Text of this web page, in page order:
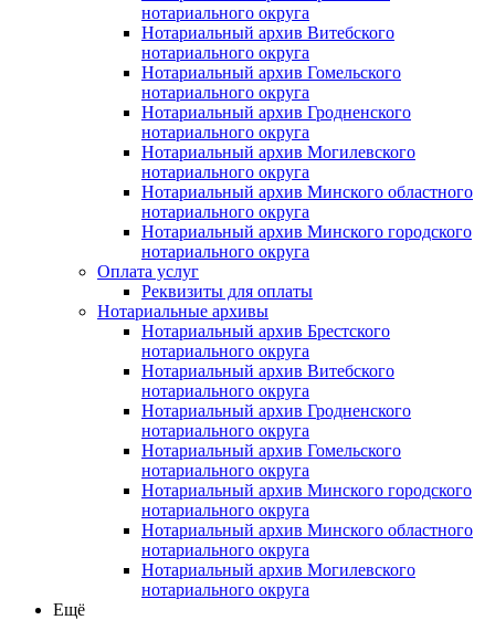
нотариального округа
Нотариальный архив Витебского
нотариального округа
Нотариальный архив Гомельского
нотариального округа
Нотариальный архив Гродненского
нотариального округа
Нотариальный архив Могилевского
нотариального округа
Нотариальный архив Минского областного
нотариального округа
Нотариальный архив Минского городского
нотариального округа
Оплата услуг
Реквизиты для оплаты
Нотариальные архивы
Нотариальный архив Брестского
нотариального округа
Нотариальный архив Витебского
нотариального округа
Нотариальный архив Гродненского
нотариального округа
Нотариальный архив Гомельского
нотариального округа
Нотариальный архив Минского городского
нотариального округа
Нотариальный архив Минского областного
нотариального округа
Нотариальный архив Могилевского
нотариального округа
Ещё